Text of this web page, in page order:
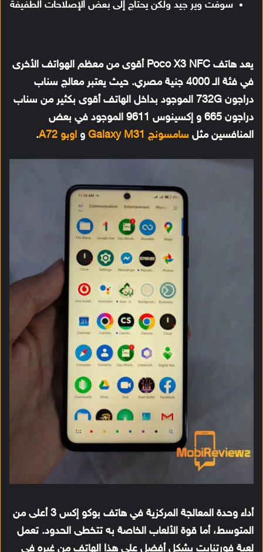
سوفت وير جيد ولكن يحتاج إلى بعض الإصلاحات الطفيفة
يعد هاتف Poco X3 NFC أقوى من معظم الهواتف الأخرى
في فئة الـ 4000 جنية مصري. حيث يعتبر معالج سناب
دراجون 732G الموجود بداخل الهاتف أقوى بكثير من سناب
دراجون 665 و إكسينوس 9611 الموجود في بعض
المنافسين مثل سامسونج Galaxy M31 و اوبو A72 .
أداء وحدة المعالجة المركزية في هاتف بوكو إكس 3 أعلى من
المتوسط، أما قوة الألعاب الخاصة به تتخطى الحدود. تعمل
لعبة فورتنايت بشكل أفضل على هذا الهاتف من غيره في